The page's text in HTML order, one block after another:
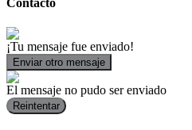
Contacto
¡Tu mensaje fue enviado!
Enviar otro mensaje
El mensaje no pudo ser enviado
Reintentar